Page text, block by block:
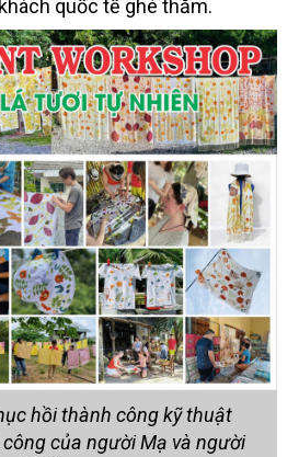
quốc tế ghé thăm.
hồi thành công kỹ thuật
của người Mạ và người